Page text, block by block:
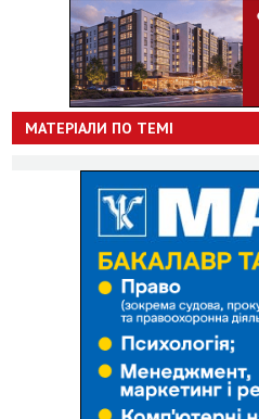
МАТЕРІАЛИ ПО ТЕМІ